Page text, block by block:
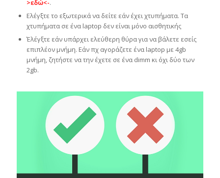
>εδώ<-.
Ελέγξτε το εξωτερικά να δείτε εάν έχει χτυπήματα. Τα
χτυπήματα σε ένα laptop δεν είναι μόνο αισθητικής
Έλέγξτε εάν υπάρχει ελεύθερη θύρα για να βάλετε εσείς
επιπλέον μνήμη. Εάν πχ αγοράζετε ένα laptop με 4gb
μνήμη, ζητήστε να την έχετε σε ένα dimm κι όχι δύο των
2gb.